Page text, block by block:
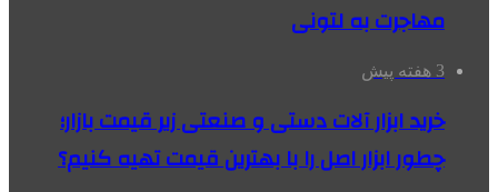
مهاجرت به لتونی
3 هفته پیش
خرید ابزار آلات دستی و صنعتی زیر قیمت بازار؛
چطور ابزار اصل را با بهترین قیمت تهیه کنیم؟